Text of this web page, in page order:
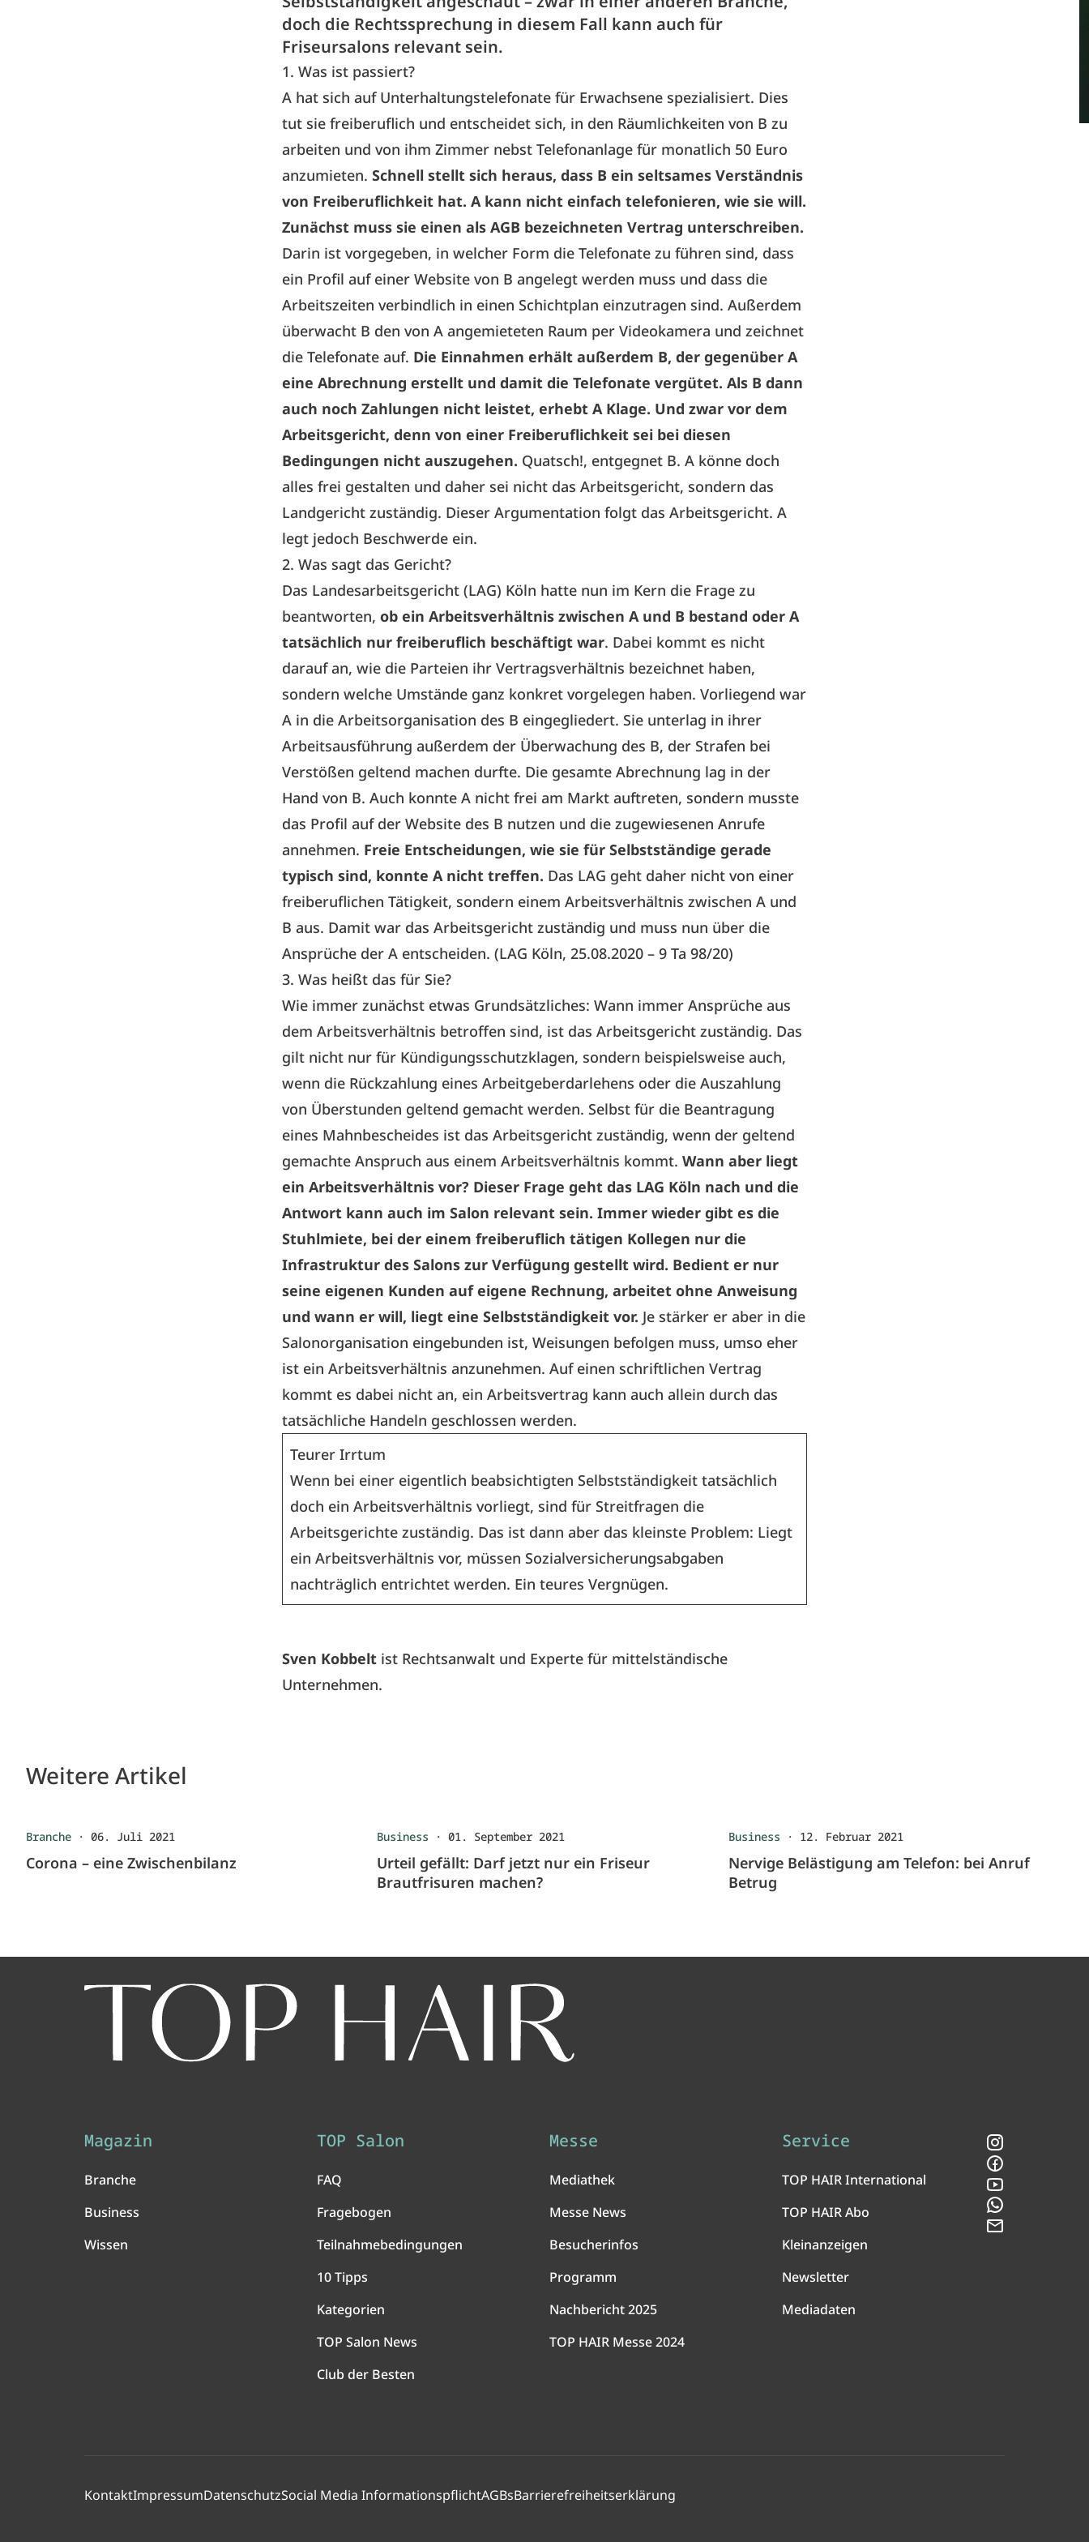
doch die Rechtssprechung in diesem Fall kann auch für
Friseursalons relevant sein.
1. Was ist passiert?
A hat sich auf Unterhaltungstelefonate für Erwachsene spezialisiert. Dies
tut sie freiberuflich und entscheidet sich, in den Räumlichkeiten von B zu
arbeiten und von ihm Zimmer nebst Telefonanlage für monatlich 50 Euro
anzumieten. Schnell stellt sich heraus, dass B ein seltsames Verständnis
von Freiberuflichkeit hat. A kann nicht einfach telefonieren, wie sie will.
Zunächst muss sie einen als AGB bezeichneten Vertrag unterschreiben.
Darin ist vorgegeben, in welcher Form die Telefonate zu führen sind, dass
ein Profil auf einer Website von B angelegt werden muss und dass die
Arbeitszeiten verbindlich in einen Schichtplan einzutragen sind. Außerdem
überwacht B den von A angemieteten Raum per Videokamera und zeichnet
die Telefonate auf. Die Einnahmen erhält außerdem B, der gegenüber A
eine Abrechnung erstellt und damit die Telefonate vergütet. Als B dann
auch noch Zahlungen nicht leistet, erhebt A Klage. Und zwar vor dem
Arbeitsgericht, denn von einer Freiberuflichkeit sei bei diesen
Bedingungen nicht auszugehen. Quatsch!, entgegnet B. A könne doch
alles frei gestalten und daher sei nicht das Arbeitsgericht, sondern das
Landgericht zuständig. Dieser Argumentation folgt das Arbeitsgericht. A
legt jedoch Beschwerde ein.
2. Was sagt das Gericht?
Das Landesarbeitsgericht (LAG) Köln hatte nun im Kern die Frage zu
beantworten, ob ein Arbeitsverhältnis zwischen A und B bestand oder A
tatsächlich nur freiberuflich beschäftigt war. Dabei kommt es nicht
darauf an, wie die Parteien ihr Vertragsverhältnis bezeichnet haben,
sondern welche Umstände ganz konkret vorgelegen haben. Vorliegend war
A in die Arbeitsorganisation des B eingegliedert. Sie unterlag in ihrer
Arbeitsausführung außerdem der Überwachung des B, der Strafen bei
Verstößen geltend machen durfte. Die gesamte Abrechnung lag in der
Hand von B. Auch konnte A nicht frei am Markt auftreten, sondern musste
das Profil auf der Website des B nutzen und die zugewiesenen Anrufe
annehmen. Freie Entscheidungen, wie sie für Selbstständige gerade
typisch sind, konnte A nicht treffen. Das LAG geht daher nicht von einer
freiberuflichen Tätigkeit, sondern einem Arbeitsverhältnis zwischen A und
B aus. Damit war das Arbeitsgericht zuständig und muss nun über die
Ansprüche der A entscheiden. (LAG Köln, 25.08.2020 – 9 Ta 98/20)
3. Was heißt das für Sie?
Wie immer zunächst etwas Grundsätzliches: Wann immer Ansprüche aus
dem Arbeitsverhältnis betroffen sind, ist das Arbeitsgericht zuständig. Das
gilt nicht nur für Kündigungsschutzklagen, sondern beispielsweise auch,
wenn die Rückzahlung eines Arbeitgeberdarlehens oder die Auszahlung
von Überstunden geltend gemacht werden. Selbst für die Beantragung
eines Mahnbescheides ist das Arbeitsgericht zuständig, wenn der geltend
gemachte Anspruch aus einem Arbeitsverhältnis kommt. Wann aber liegt
ein Arbeitsverhältnis vor? Dieser Frage geht das LAG Köln nach und die
Antwort kann auch im Salon relevant sein. Immer wieder gibt es die
Stuhlmiete, bei der einem freiberuflich tätigen Kollegen nur die
Infrastruktur des Salons zur Verfügung gestellt wird. Bedient er nur
seine eigenen Kunden auf eigene Rechnung, arbeitet ohne Anweisung
und wann er will, liegt eine Selbstständigkeit vor. Je stärker er aber in die
Salonorganisation eingebunden ist, Weisungen befolgen muss, umso eher
ist ein Arbeitsverhältnis anzunehmen. Auf einen schriftlichen Vertrag
kommt es dabei nicht an, ein Arbeitsvertrag kann auch allein durch das
tatsächliche Handeln geschlossen werden.
Teurer Irrtum
Wenn bei einer eigentlich beabsichtigten Selbstständigkeit tatsächlich
doch ein Arbeitsverhältnis vorliegt, sind für Streitfragen die
Arbeitsgerichte zuständig. Das ist dann aber das kleinste Problem: Liegt
ein Arbeitsverhältnis vor, müssen Sozialversicherungsabgaben
nachträglich entrichtet werden. Ein teures Vergnügen.
Sven Kobbelt ist Rechtsanwalt und Experte für mittelständische
Unternehmen.
Weitere Artikel
Branche · 06. Juli 2021
Corona – eine Zwischenbilanz
Business ·01. September 2021
Urteil gefällt: Darf jetzt nur ein Friseur
Brautfrisuren machen?
Business · 12. Februar 2021
Nervige Belästigung am Telefon: bei Anruf
Betrug
Magazin
Branche
Business
Wissen
TOP Salon
FAQ
Fragebogen
Teilnahmebedingungen
10 Tipps
Kategorien
TOP Salon News
Club der Besten
Messe
Mediathek
Messe News
Besucherinfos
Programm
Nachbericht 2025
TOP HAIR Messe 2024
Service
TOP HAIR International
TOP HAIR Abo
Kleinanzeigen
Newsletter
Mediadaten
KontaktImpressumDatenschutzSocial Media InformationspflichtAGBsBarrierefreiheitserklärung